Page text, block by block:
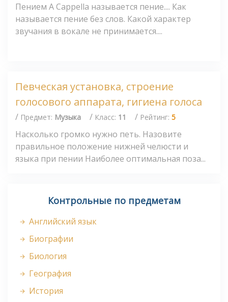
Пением А Сарреllа называется пение.... Как
называется пение без слов. Какой характер
звучания в вокале не принимается....
Певческая установка, строение
голосового аппарата, гигиена голоса
/ Предмет: Музыка / Класс: 11 / Рейтинг: 5
Насколько громко нужно петь. Назовите
правильное положение нижней челюсти и
языка при пении Наиболее оптимальная поза...
Контрольные по предметам
Английский язык
Биографии
Биология
География
История